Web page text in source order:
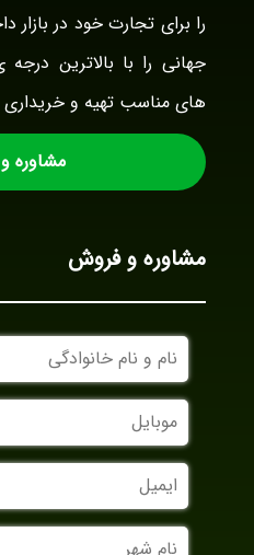
را برای تجارت خود در بازار
جهانی را با بالاترین
های مناسب تهیه و خریداری
مشاوره
مشاوره و فروش
نام
و
نام
خانوادگی
موبایل
ایمیل
نام